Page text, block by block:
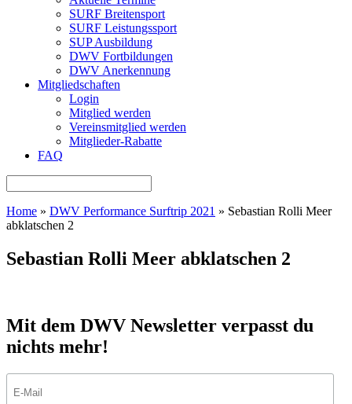
SURF Breitensport
SURF Leistungssport
SUP Ausbildung
DWV Fortbildungen
DWV Anerkennung
Mitgliedschaften
Login
Mitglied werden
Vereinsmitglied werden
Mitglieder-Rabatte
FAQ
Home » DWV Performance Surftrip 2021 » Sebastian Rolli Meer
abklatschen 2
Sebastian Rolli Meer abklatschen 2
Mit dem DWV Newsletter verpasst du
nichts mehr!